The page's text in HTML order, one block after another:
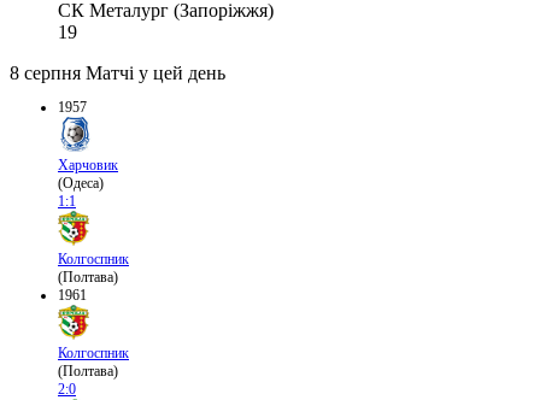
СК Металург (Запоріжжя)
19
8 серпня Матчі у цей день
1957
Харчовик
(Одеса)
1:1
Колгоспник
(Полтава)
1961
Колгоспник
(Полтава)
2:0